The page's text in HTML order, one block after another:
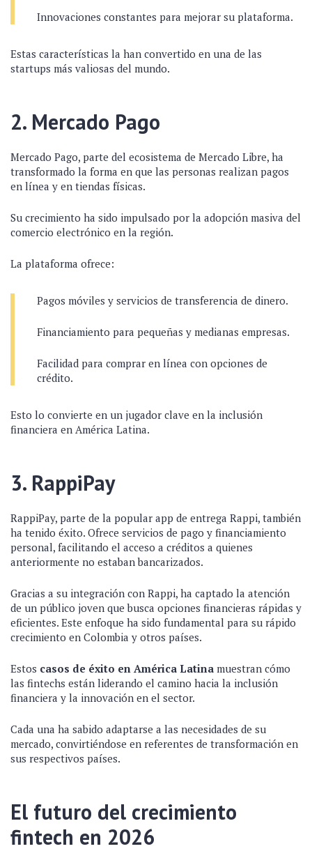
Innovaciones constantes para mejorar su plataforma.
Estas características la han convertido en una de las
startups más valiosas del mundo.
2. Mercado Pago
Mercado Pago, parte del ecosistema de Mercado Libre, ha
transformado la forma en que las personas realizan pagos
en línea y en tiendas físicas.
Su crecimiento ha sido impulsado por la adopción masiva del
comercio electrónico en la región.
La plataforma ofrece:
Pagos móviles y servicios de transferencia de dinero.
Financiamiento para pequeñas y medianas empresas.
Facilidad para comprar en línea con opciones de
crédito.
Esto lo convierte en un jugador clave en la inclusión
financiera en América Latina.
3. RappiPay
RappiPay, parte de la popular app de entrega Rappi, también
ha tenido éxito. Ofrece servicios de pago y financiamiento
personal, facilitando el acceso a créditos a quienes
anteriormente no estaban bancarizados.
Gracias a su integración con Rappi, ha captado la atención
de un público joven que busca opciones financieras rápidas y
eficientes. Este enfoque ha sido fundamental para su rápido
crecimiento en Colombia y otros países.
Estos casos de éxito en América Latina muestran cómo
las fintechs están liderando el camino hacia la inclusión
financiera y la innovación en el sector.
Cada una ha sabido adaptarse a las necesidades de su
mercado, convirtiéndose en referentes de transformación en
sus respectivos países.
El futuro del crecimiento
fintech en 2026